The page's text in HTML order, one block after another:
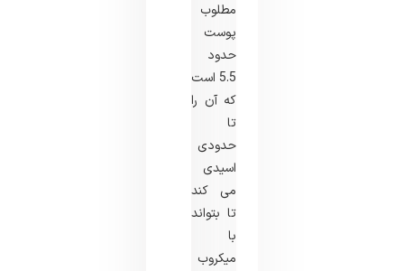
مطلوب
پوست
حدود
5.5 است
که آن را
تا
حدودی
اسیدی
می کند
تا بتواند
با
میکروب